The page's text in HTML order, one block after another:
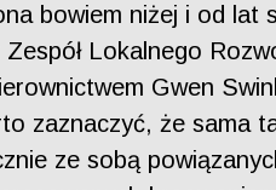
bowiem niżej i od
Lokalnego
Gwen
zaznaczyć, że sama
ze sobą